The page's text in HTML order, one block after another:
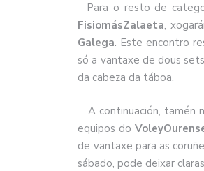
Para o resto de
FisiomásZalaeta,
Galega. Este encontro
só a vantaxe de dous
da cabeza da táboa.
A continuación, tamén
equipos do
de vantaxe para as
sábado, pode deixar